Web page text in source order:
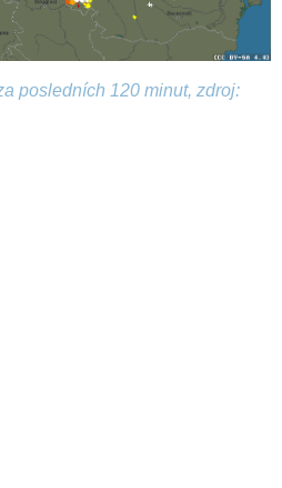
posledních 120 minut, zdroj: